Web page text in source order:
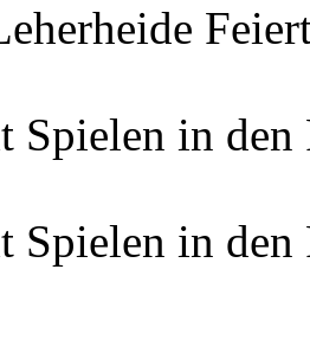
Spielen in den
Spielen in den